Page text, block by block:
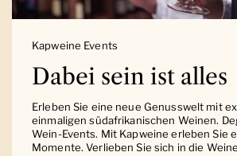
Kapweine Events
Dabei sein ist alles
Erleben Sie eine neue Genusswelt mit
einmaligen südafrikanischen Weinen.
Wein-Events. Mit Kapweine erleben Sie
Momente. Verlieben Sie sich in die